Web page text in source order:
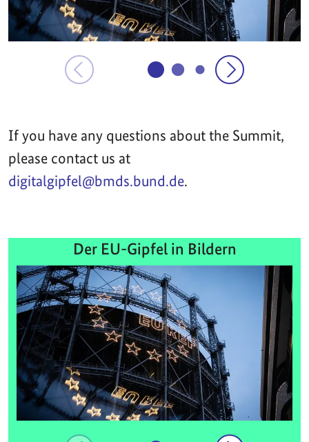
If you have any questions about the Summit,
please contact us at
digitalgipfel@bmds.bund.de.
Der EU-Gipfel in Bildern